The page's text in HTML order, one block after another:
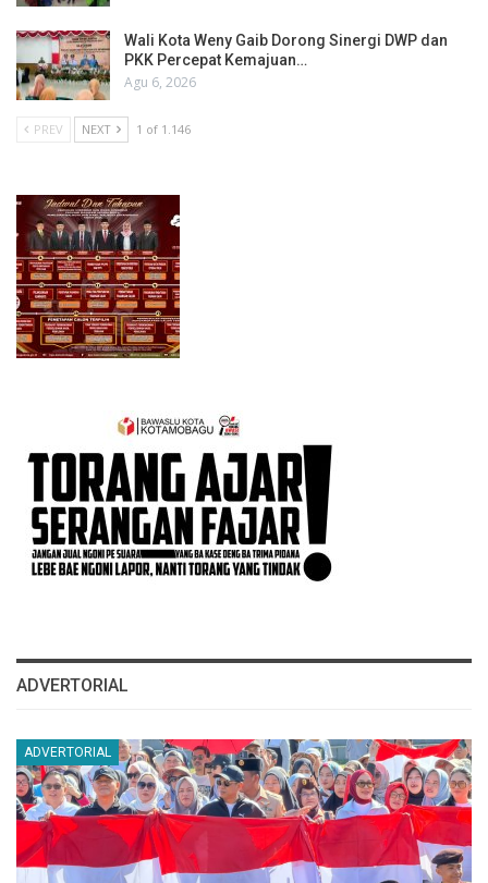
Wali Kota Weny Gaib Dorong Sinergi DWP dan
PKK Percepat Kemajuan…
Agu 6, 2026
PREV NEXT 1 of 1.146
ADVERTORIAL
ADVERTORIAL